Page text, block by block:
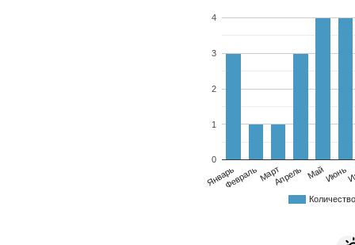
ЯнварьФевральМартАпрель МайИюнь
0
1
2
3
4